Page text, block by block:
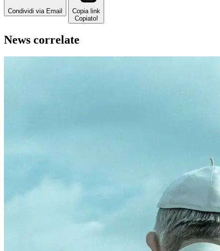
Condividi via Email
Copia link
Copiato!
News correlate